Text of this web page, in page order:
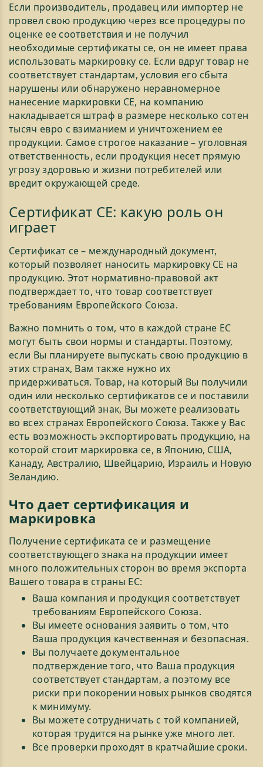
Если производитель, продавец или импортер не
провел свою продукцию через все процедуры по
оценке ее соответствия и не получил
необходимые сертификаты се, он не имеет права
использовать маркировку се. Если вдруг товар не
соответствует стандартам, условия его сбыта
нарушены или обнаружено неравномерное
нанесение маркировки СЕ, на компанию
накладывается штраф в размере несколько сотен
тысяч евро с взиманием и уничтожением ее
продукции. Самое строгое наказание – уголовная
ответственность, если продукция несет прямую
угрозу здоровью и жизни потребителей или
вредит окружающей среде.
Сертификат СЕ: какую роль он
играет
Сертификат се – международный документ,
который позволяет наносить маркировку СЕ на
продукцию. Этот нормативно-правовой акт
подтверждает то, что товар соответствует
требованиям Европейского Союза.
Важно помнить о том, что в каждой стране ЕС
могут быть свои нормы и стандарты. Поэтому,
если Вы планируете выпускать свою продукцию в
этих странах, Вам также нужно их
придерживаться. Товар, на который Вы получили
один или несколько сертификатов ce и поставили
соответствующий знак, Вы можете реализовать
во всех странах Европейского Союза. Также у Вас
есть возможность экспортировать продукцию, на
которой стоит маркировка ce, в Японию, США,
Канаду, Австралию, Швейцарию, Израиль и Новую
Зеландию.
Что дает сертификация и
маркировка
Получение сертификата се и размещение
соответствующего знака на продукции имеет
много положительных сторон во время экспорта
Вашего товара в страны ЕС:
Ваша компания и продукция соответствует
требованиям Европейского Союза.
Вы имеете основания заявить о том, что
Ваша продукция качественная и безопасная.
Вы получаете документальное
подтверждение того, что Ваша продукция
соответствует стандартам, а поэтому все
риски при покорении новых рынков сводятся
к минимуму.
Вы можете сотрудничать с той компанией,
которая трудится на рынке уже много лет.
Все проверки проходят в кратчайшие сроки.